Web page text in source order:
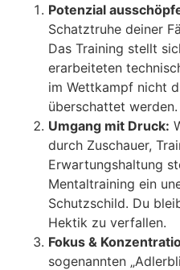
Potenzial
Schatztruhe deiner
Das Training stellt
erarbeiteten
im Wettkampf nicht
überschattet werden.
Umgang mit Druck:
durch Zuschauer,
Erwartungshaltung
Mentaltraining ein
Schutzschild. Du
Hektik zu verfallen.
Fokus &
sogenannten